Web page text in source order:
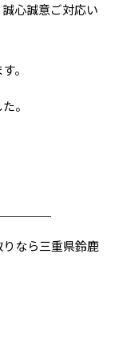
心誠意ご対応い
。
。
なら三重県鈴鹿